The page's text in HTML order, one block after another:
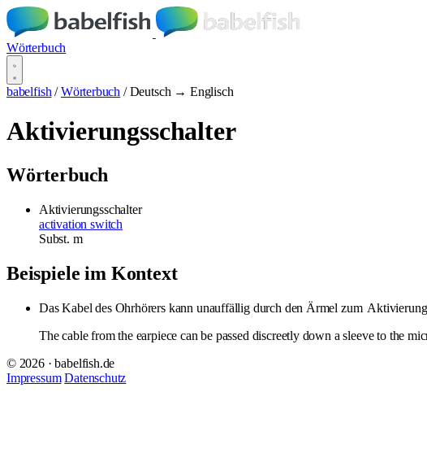
Wörterbuch
babelfish / Wörterbuch / Deutsch → Englisch
Aktivierungsschalter
Wörterbuch
Aktivierungsschalter
activation switch
Subst. m
Beispiele im Kontext
Das Kabel des Ohrhörers kann unauffällig durch den Ärmel zum
The cable from the earpiece can be passed discreetly down a sleeve to the
© 2026 · babelfish.de
Impressum Datenschutz